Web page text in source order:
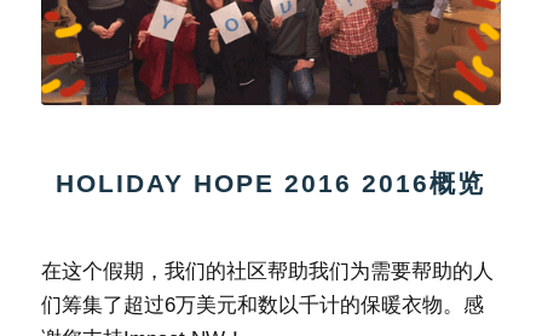
HOLIDAY HOPE 2016 2016概览
在这个假期，我们的社区帮助我们为需要帮助的人
们筹集了超过6万美元和数以千计的保暖衣物。感